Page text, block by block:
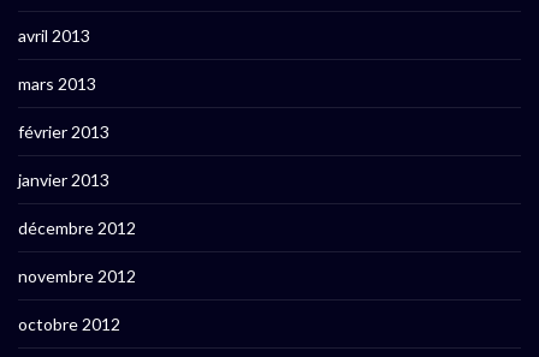
avril 2013
mars 2013
février 2013
janvier 2013
décembre 2012
novembre 2012
octobre 2012